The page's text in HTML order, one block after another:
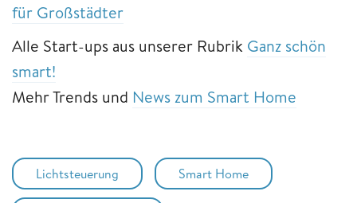
für Großstädter
Alle Start-ups aus unserer Rubrik Ganz schön
smart!
Mehr Trends und News zum Smart Home
Lichtsteuerung Smart Home